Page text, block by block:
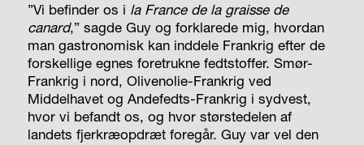
”Vi befinder os i la France de la graisse de
canard,” sagde Guy og forklarede mig, hvordan
man gastronomisk kan inddele Frankrig efter de
forskellige egnes foretrukne fedtstoffer. Smør-
Frankrig i nord, Olivenolie-Frankrig ved
Middelhavet og Andefedts-Frankrig i sydvest,
hvor vi befandt os, og hvor størstedelen af
landets fjerkræopdræt foregår. Guy var vel den